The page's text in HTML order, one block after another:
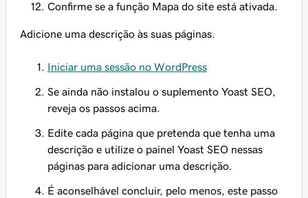
Confirme se a função Mapa do site está ativada.
Adicione uma descrição às suas páginas.
Iniciar uma sessão no WordPress
Se ainda não instalou o suplemento Yoast SEO,
reveja os passos acima.
Edite cada página que pretenda que tenha uma
descrição e utilize o painel Yoast SEO nessas
páginas para adicionar uma descrição.
É aconselhável concluir, pelo menos, este passo